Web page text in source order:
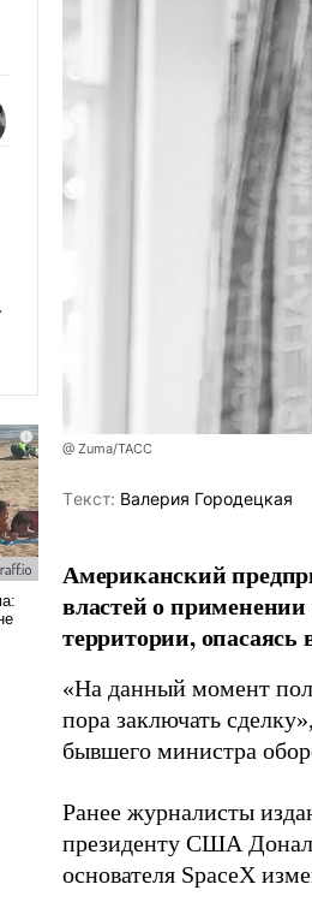
@ Zuma/ТАСС
Tекст: Валерия Городецкая
Американский
властей о
территории,
«На данный момент
пора заключать
бывшего министра
Ранее журналисты
президенту США
основателя SpaceX